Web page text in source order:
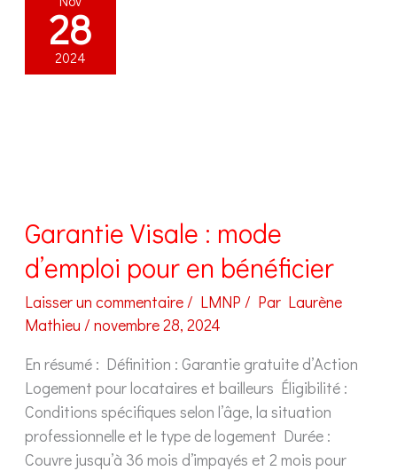
connaître
28
2024
Garantie Visale : mode
d’emploi pour en bénéficier
Laisser un commentaire/ LMNP / Par Laurène
Mathieu / novembre 28, 2024
En résumé : Définition : Garantie gratuite d’Action
Logement pour locataires et bailleurs Éligibilité :
Conditions spécifiques selon l’âge, la situation
professionnelle et le type de logement Durée :
Couvre jusqu’à 36 mois d’impayés et 2 mois pour